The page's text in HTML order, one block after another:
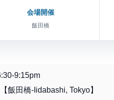
会場開催
飯田橋
9:15pm
飯田橋-Iidabashi, Tokyo】